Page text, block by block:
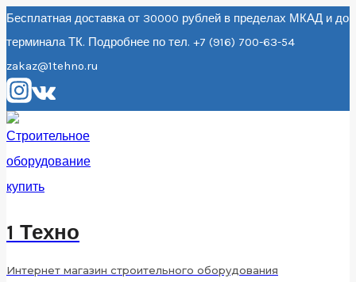
Перейти
к
содержанию
Бесплатная доставка от 30000 рублей в пределах МКАД и до
терминала ТК. Подробнее по тел. +7 (916) 700-63-54
zakaz@1tehno.ru
1 Техно
Интернет магазин строительного оборудования